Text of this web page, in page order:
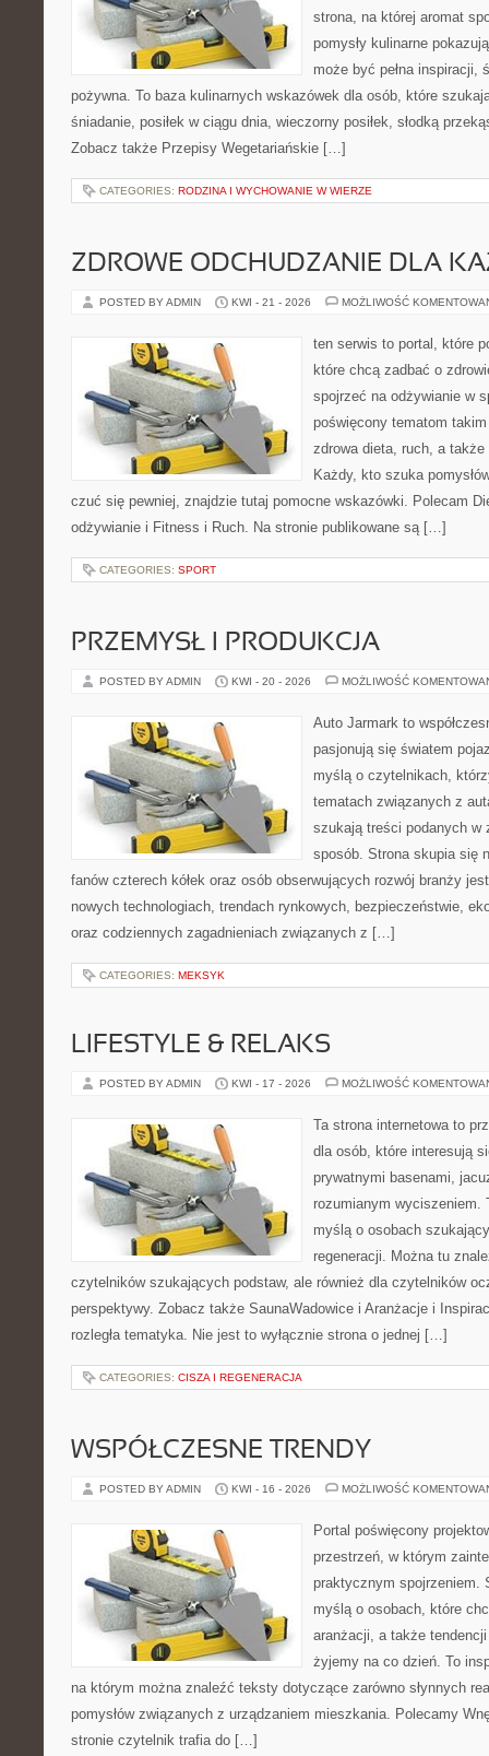
strona, na której aromat
pomysły kulinarne
może być pełna inspiracji,
pożywna. To baza kulinarnych wskazówek dla osób, które
śniadanie, posiłek w ciągu dnia, wieczorny posiłek, słodką
Zobacz także Przepisy Wegetariańskie […]
CATEGORIES: RODZINA I WYCHOWANIE W WIERZE
ZDROWE ODCHUDZANIE DLA
POSTED BY ADMIN KWI - 21 - 2026 MOŻLIWOŚĆ
ten serwis to portal, które
które chcą zadbać o
spojrzeć na odżywianie w
poświęcony tematom
zdrowa dieta, ruch, a
Każdy, kto szuka
czuć się pewniej, znajdzie tutaj pomocne wskazówki. Polecam
odżywianie i Fitness i Ruch. Na stronie publikowane są […]
CATEGORIES: SPORT
PRZEMYSŁ I PRODUKCJA
POSTED BY ADMIN KWI - 20 - 2026 MOŻLIWOŚĆ
Auto Jarmark to
pasjonują się światem
myślą o czytelnikach,
tematach związanych z
szukają treści podanych w
sposób. Strona skupia się
fanów czterech kółek oraz osób obserwujących rozwój branży
nowych technologiach, trendach rynkowych, bezpieczeństwie,
oraz codziennych zagadnieniach związanych z […]
CATEGORIES: MEKSYK
LIFESTYLE & RELAKS
POSTED BY ADMIN KWI - 17 - 2026 MOŻLIWOŚĆ
Ta strona internetowa to
dla osób, które interesują
prywatnymi basenami,
rozumianym wyciszeniem.
myślą o osobach
regeneracji. Można tu
czytelników szukających podstaw, ale również dla czytelników
perspektywy. Zobacz także SaunaWadowice i Aranżacje i
rozległa tematyka. Nie jest to wyłącznie strona o jednej […]
CATEGORIES: CISZA I REGENERACJA
WSPÓŁCZESNE TRENDY
POSTED BY ADMIN KWI - 16 - 2026 MOŻLIWOŚĆ
Portal poświęcony
przestrzeń, w którym
praktycznym spojrzeniem.
myślą o osobach, które
aranżacji, a także
żyjemy na co dzień. To
na którym można znaleźć teksty dotyczące zarówno słynnych
pomysłów związanych z urządzaniem mieszkania. Polecamy
stronie czytelnik trafia do […]